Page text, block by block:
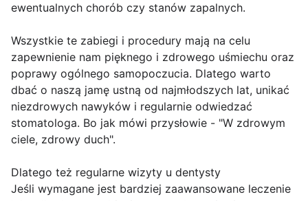
ewentualnych chorób czy stanów zapalnych.
Wszystkie te zabiegi i procedury mają na celu
zapewnienie nam pięknego i zdrowego uśmiechu oraz
poprawy ogólnego samopoczucia. Dlatego warto
dbać o naszą jamę ustną od najmłodszych lat, unikać
niezdrowych nawyków i regularnie odwiedzać
stomatologa. Bo jak mówi przysłowie - "W zdrowym
ciele, zdrowy duch".
Dlatego też regularne wizyty u dentysty
Jeśli wymagane jest bardziej zaawansowane leczenie